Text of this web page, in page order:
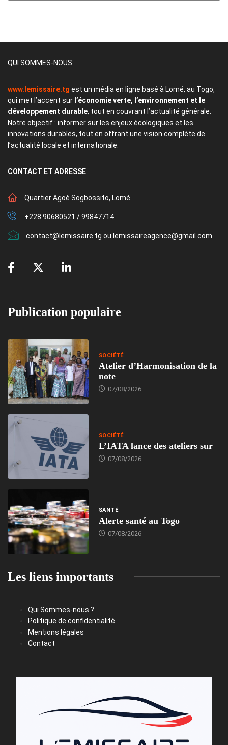
QUI SOMMES-NOUS
www.lemissaire.tg est un média en ligne basé à Lomé, au Togo,
qui met l’accent sur l’économie verte, l’environnement et le
développement durable, tout en couvrant l’actualité générale.
Notre objectif : informer sur les enjeux écologiques et les
innovations durables, tout en offrant une vision complète de
l’actualité locale et internationale.
CONTACT ET ADRESSE
Quartier Agoè Sogbossito, Lomé.
+228 90680521 / 99847714.
contact@lemissaire.tg ou lemissaireagence@gmail.com
Publication populaire
SOCIÉTÉ
Atelier d’Harmonisation de la
note
07/08/2026
SOCIÉTÉ
L’IATA lance des ateliers sur
07/08/2026
SANTÉ
Alerte santé au Togo
07/08/2026
Les liens importants
Qui Sommes-nous ?
Politique de confidentialité
Mentions légales
Contact